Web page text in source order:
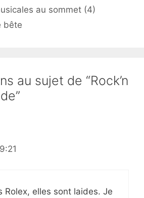
au sommet (4)
bête
au sujet de “Rock’n
Rolex, elles sont laides. Je